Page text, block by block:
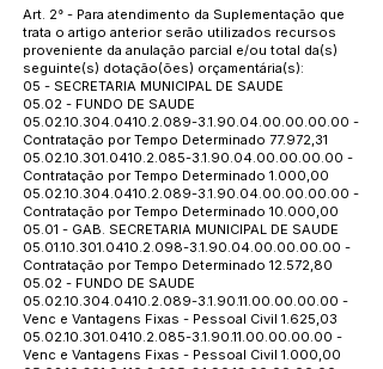
Art. 2° - Para atendimento da Suplementação que
trata o artigo anterior serão utilizados recursos
proveniente da anulação parcial e/ou total da(s)
seguinte(s) dotação(ões) orçamentária(s):
05 - SECRETARIA MUNICIPAL DE SAUDE
05.02 - FUNDO DE SAUDE
05.02.10.304.0410.2.089-3.1.90.04.00.00.00.00 -
Contratação por Tempo Determinado 77.972,31
05.02.10.301.0410.2.085-3.1.90.04.00.00.00.00 -
Contratação por Tempo Determinado 1.000,00
05.02.10.304.0410.2.089-3.1.90.04.00.00.00.00 -
Contratação por Tempo Determinado 10.000,00
05.01 - GAB. SECRETARIA MUNICIPAL DE SAUDE
05.01.10.301.0410.2.098-3.1.90.04.00.00.00.00 -
Contratação por Tempo Determinado 12.572,80
05.02 - FUNDO DE SAUDE
05.02.10.304.0410.2.089-3.1.90.11.00.00.00.00 -
Venc e Vantagens Fixas - Pessoal Civil 1.625,03
05.02.10.301.0410.2.085-3.1.90.11.00.00.00.00 -
Venc e Vantagens Fixas - Pessoal Civil 1.000,00